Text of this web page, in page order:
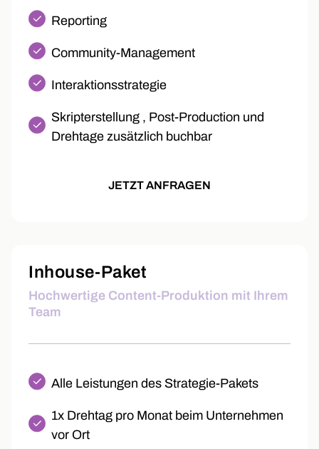
Reporting
Community-Management
Interaktionsstrategie
Skripterstellung , Post-Production und
Drehtage zusätzlich buchbar
JETZT ANFRAGEN
Inhouse-Paket
Hochwertige Content-Produktion mit Ihrem
Team
Alle Leistungen des Strategie-Pakets
1x Drehtag pro Monat beim Unternehmen
vor Ort